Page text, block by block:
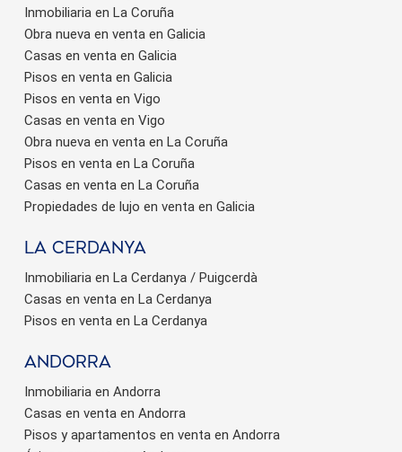
Inmobiliaria en La Coruña
Obra nueva en venta en Galicia
Casas en venta en Galicia
Pisos en venta en Galicia
Pisos en venta en Vigo
Casas en venta en Vigo
Obra nueva en venta en La Coruña
Pisos en venta en La Coruña
Casas en venta en La Coruña
Propiedades de lujo en venta en Galicia
La Cerdanya
Inmobiliaria en La Cerdanya / Puigcerdà
Casas en venta en La Cerdanya
Pisos en venta en La Cerdanya
Andorra
Inmobiliaria en Andorra
Casas en venta en Andorra
Pisos y apartamentos en venta en Andorra